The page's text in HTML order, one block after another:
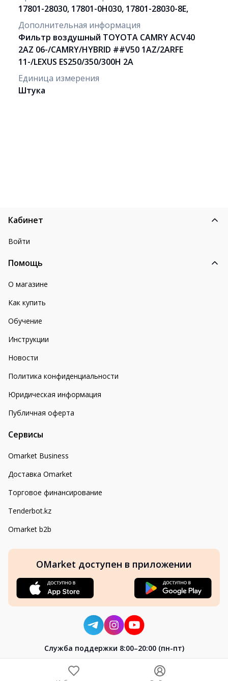
17801-28030, 17801-0H030, 17801-28030-8E,
Дополнительная информация
Фильтр воздушный TOYOTA CAMRY ACV40
2AZ 06-/CAMRY/HYBRID ##V50 1AZ/2ARFE
11-/LEXUS ES250/350/300H 2A
Единица измерения
Штука
Кабинет
Войти
Помощь
О магазине
Как купить
Обучение
Инструкции
Новости
Политика конфиденциальности
Юридическая информация
Публичная оферта
Сервисы
Omarket Business
Доставка Omarket
Торговое финансирование
Tenderbot.kz
Omarket b2b
OMarket доступен в приложении
Cлужба поддержки 8:00–20:00 (пн-пт)